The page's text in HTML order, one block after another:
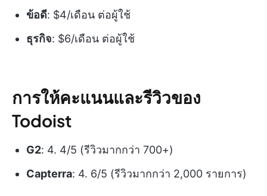
ข้อดี: $4/เดือน ต่อผู้ใช้
ธุรกิจ: $6/เดือน ต่อผู้ใช้
การให้คะแนนและรีวิวของ
Todoist
G2: 4. 4/5 (รีวิวมากกว่า 700+)
Capterra: 4. 6/5 (รีวิวมากกว่า 2,000 รายการ)